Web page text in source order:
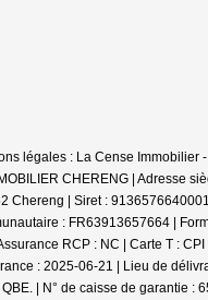
légales : La Cense Immobilier
CHERENG | Adresse
Chereng | Siret :
: FR63913657664 |
RCP : NC | Carte T :
: 2025-06-21 | Lieu de
| N° de caisse de garantie :